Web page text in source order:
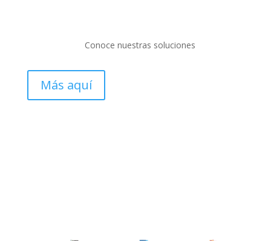
Conoce nuestras soluciones
Más aquí